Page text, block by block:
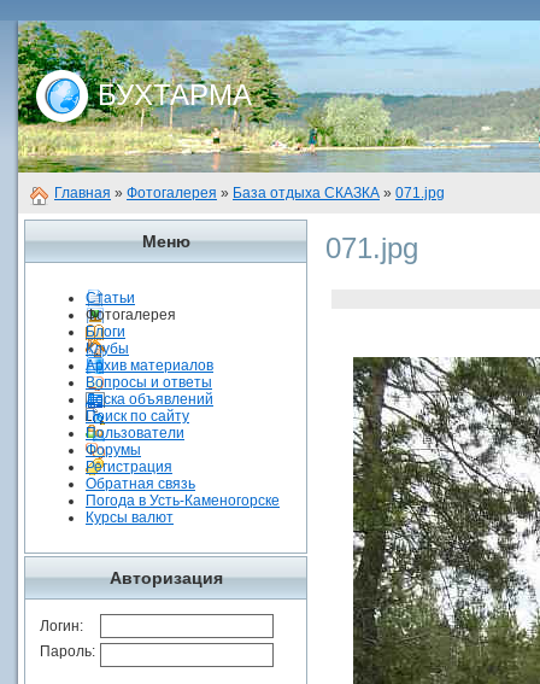
БУХТАРМА
Главная » Фотогалерея » База отдыха СКАЗКА » 071.jpg
Меню
Статьи
Фотогалерея
Блоги
Клубы
Архив материалов
Вопросы и ответы
Доска объявлений
Поиск по сайту
Пользователи
Форумы
Регистрация
Обратная связь
Погода в Усть-Каменогорске
Курсы валют
Авторизация
Логин:
Пароль:
071.jpg